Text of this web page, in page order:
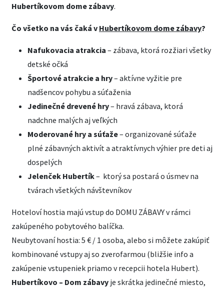
Hubertíkovom dome zábavy.
Čo všetko na vás čaká v Hubertíkovom dome zábavy?
Nafukovacia atrakcia – zábava, ktorá rozžiari všetky
detské očká
Športové atrakcie a hry– aktívne vyžitie pre
nadšencov pohybu a súťaženia
Jedinečné drevené hry– hravá zábava, ktorá
nadchne malých aj veľkých
Moderované hry a súťaže– organizované súťaže
plné zábavných aktivít a atraktívnych výhier pre deti aj
dospelých
Jelenček Hubertík– ktorý sa postará o úsmev na
tvárach všetkých návštevníkov
Hoteloví hostia majú vstup do DOMU ZÁBAVY v rámci
zakúpeného pobytového balíčka.
Neubytovaní hostia: 5 € / 1 osoba, alebo si môžete zakúpiť
kombinované vstupy aj so zverofarmou (bližšie info a
zakúpenie vstupeniek priamo v recepcii hotela Hubert).
Hubertíkovo – Dom zábavy je skrátka jedinečné miesto,